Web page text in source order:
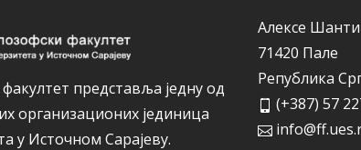
представља једну од
организационих јединица
у Источном Сарајеву.
Алексе
71420 Пале
Република
(+387) 57